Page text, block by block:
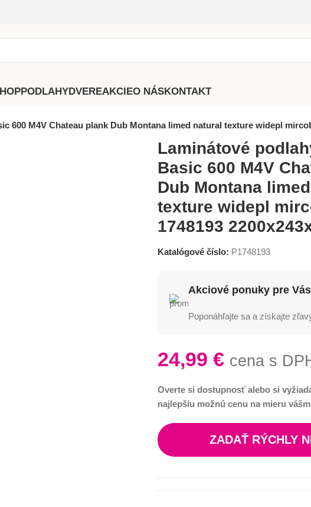
PODLAHYDVEREAKCIEO NÁSKONTAKT
600 M4V Chateau plank Dub Montana limed natural texture widepl
Laminátové
Basic 600 M4V
Dub Montana
texture widepl
1748193
Katalógové číslo: P1748193
Akciové ponuky pre
Poponáhľajte sa a získajte
24,99 € cena s
Overte si dostupnosť alebo si
najlepšiu možnú cenu na mieru
ZADAŤ RÝCHLY